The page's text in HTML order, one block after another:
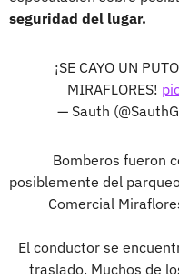
seguridad del lugar.
¡SE CAYO UN
MIRAFLORES!
— Sauth
Bomberos fueron
posiblemente del
Comercial
El conductor se
traslado. Muchos de